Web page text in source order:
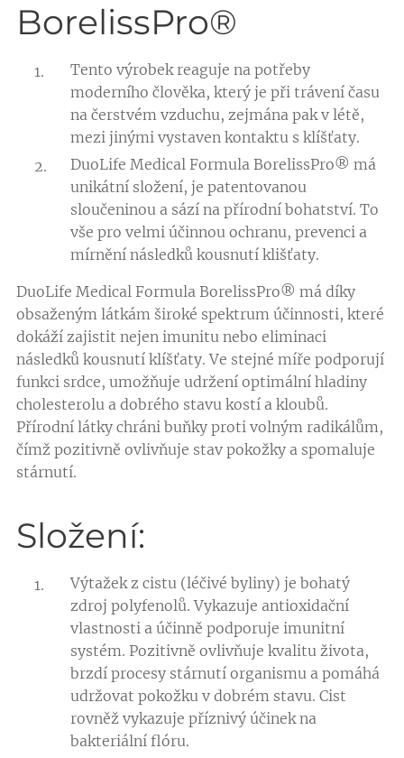
BorelissPro®
Tento výrobek reaguje na potřeby
moderního člověka, který je při trávení času
na čerstvém vzduchu, zejmána pak v létě,
mezi jinými vystaven kontaktu s klíšťaty.
DuoLife Medical Formula BorelissPro® má
unikátní složení, je patentovanou
sloučeninou a sází na přírodní bohatství. To
vše pro velmi účinnou ochranu, prevenci a
mírnění následků kousnutí klišťaty.
DuoLife Medical Formula BorelissPro® má díky
obsaženým látkám široké spektrum účinnosti, které
dokáží zajistit nejen imunitu nebo eliminaci
následků kousnutí klíšťaty. Ve stejné míře podporují
funkci srdce, umožňuje udržení optimální hladiny
cholesterolu a dobrého stavu kostí a kloubů.
Přírodní látky chráni buňky proti volným radikálům,
čímž pozitivně ovlivňuje stav pokožky a spomaluje
stárnutí.
Složení:
Výtažek z cistu (léčivé byliny) je bohatý
zdroj polyfenolů. Vykazuje antioxidační
vlastnosti a účinně podporuje imunitní
systém. Pozitivně ovlivňuje kvalitu života,
brzdí procesy stárnutí organismu a pomáhá
udržovat pokožku v dobrém stavu. Cist
rovněž vykazuje příznivý účinek na
bakteriální flóru.